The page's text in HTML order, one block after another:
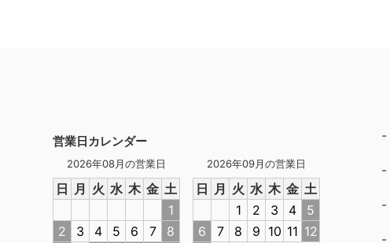
営業日カレンダー
2026年08月の営業日
日 月 火 水 木 金 土
1
2
3 4 5 6 7
8
2026年09月の営業日
日 月 火 水 木 金 土
1
2 3 4
5
6
7 8 9 10 11 12